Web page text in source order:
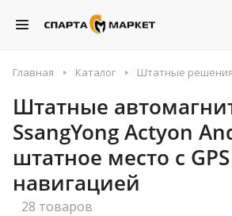
Главная Каталог Штатные
Штатные
SsangYong Actyon
штатное место с GPS
навигацией
28 товаров